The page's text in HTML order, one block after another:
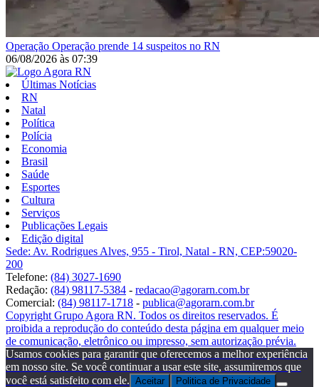
Operação Operação prende 14 suspeitos no RN
06/08/2026 às 07:39
Últimas Notícias
RN
Natal
Política
Polícia
Economia
Brasil
Saúde
Esportes
Cultura
Serviços
Publicações Legais
Edição digital
Sede: Av. Rodrigues Alves, 955 - Tirol, Natal - RN, CEP:59020-
200
Telefone: (84) 3027-1690
Redação: (84) 98117-5384 - redacao@agorarn.com.br
Comercial: (84) 98117-1718 - publica@agorarn.com.br
Copyright Grupo Agora RN. Todos os direitos reservados. É
proibida a reprodução do conteúdo desta página em qualquer meio
de comunicação, eletrônico ou impresso, sem autorização prévia.
Usamos cookies para garantir que oferecemos a melhor experiência
em nosso site. Se você continuar a usar este site, assumiremos que
você está satisfeito com ele. Aceitar Politica de Privacidade